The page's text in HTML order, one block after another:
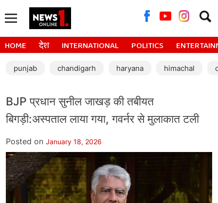
for:
HOME देश INTERNATIONAL POLITICS
punjab chandigarh haryana himachal
BJP प्रधान सुनील जाखड़ की तबीयत
बिगड़ी:अस्पताल लाया गया, गवर्नर से मुलाकात टली
Posted on January 18, 2026